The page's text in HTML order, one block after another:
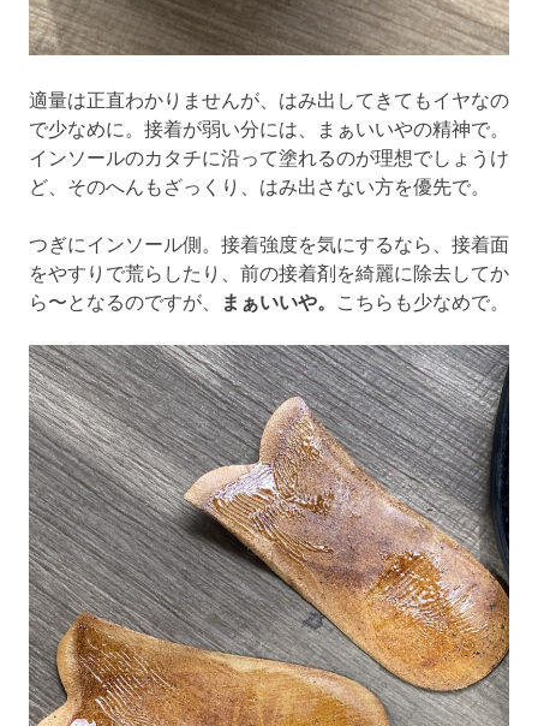
適量は正直わかりませんが、はみ出してきてもイヤなの
で少なめに。接着が弱い分には、まぁいいやの精神で。
インソールのカタチに沿って塗れるのが理想でしょうけ
ど、そのへんもざっくり、はみ出さない方を優先で。
つぎにインソール側。接着強度を気にするなら、接着面
をやすりで荒らしたり、前の接着剤を綺麗に除去してか
ら〜となるのですが、
まぁいいや。 こちらも少なめで。